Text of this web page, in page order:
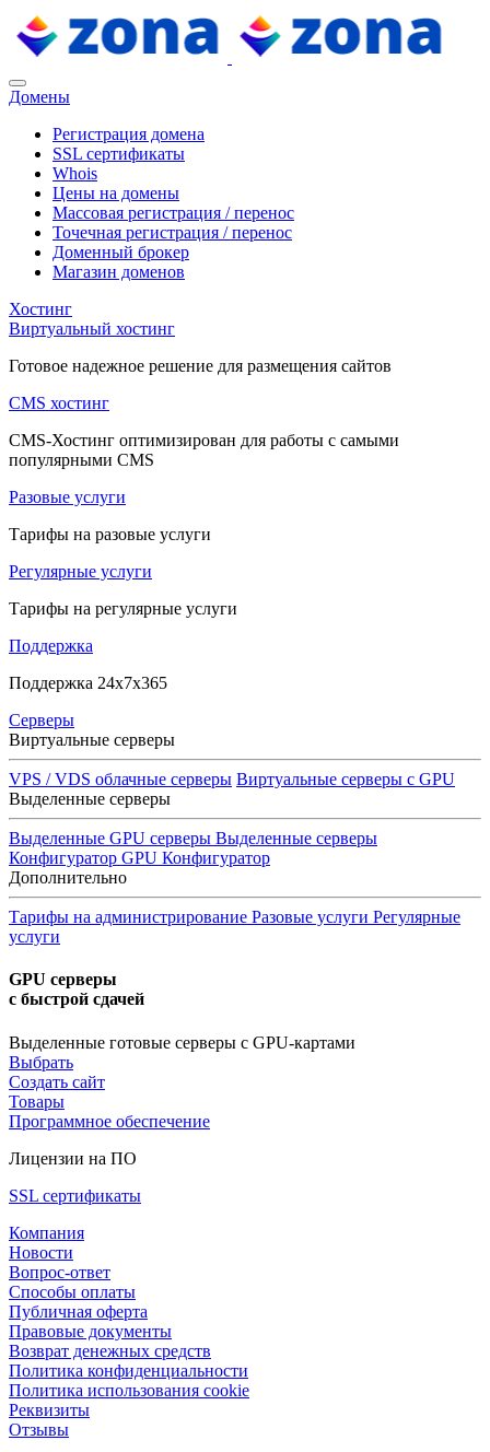
Домены
Регистрация домена
SSL сертификаты
Whois
Цены на домены
Массовая регистрация / перенос
Точечная регистрация / перенос
Доменный брокер
Магазин доменов
Хостинг
Виртуальный хостинг
Готовое надежное решение для размещения сайтов
CMS хостинг
CMS-Хостинг оптимизирован для работы с самыми
популярными CMS
Разовые услуги
Тарифы на разовые услуги
Регулярные услуги
Тарифы на регулярные услуги
Поддержка
Поддержка 24x7x365
Серверы
Виртуальные серверы
VPS / VDS облачные серверы Виртуальные серверы с GPU
Выделенные серверы
Выделенные GPU серверы Выделенные серверы
Конфигуратор GPU Конфигуратор
Дополнительно
Тарифы на администрирование Разовые услуги Регулярные
услуги
GPU серверы
с быстрой сдачей
Выделенные готовые серверы с GPU-картами
Выбрать
Создать сайт
Товары
Программное обеспечение
Лицензии на ПО
SSL сертификаты
Компания
Новости
Вопрос-ответ
Способы оплаты
Публичная оферта
Правовые документы
Возврат денежных средств
Политика конфиденциальности
Политика использования cookie
Реквизиты
Отзывы